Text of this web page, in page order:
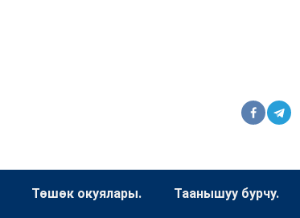
Төшөк окуялары. Таанышуу бурчу.